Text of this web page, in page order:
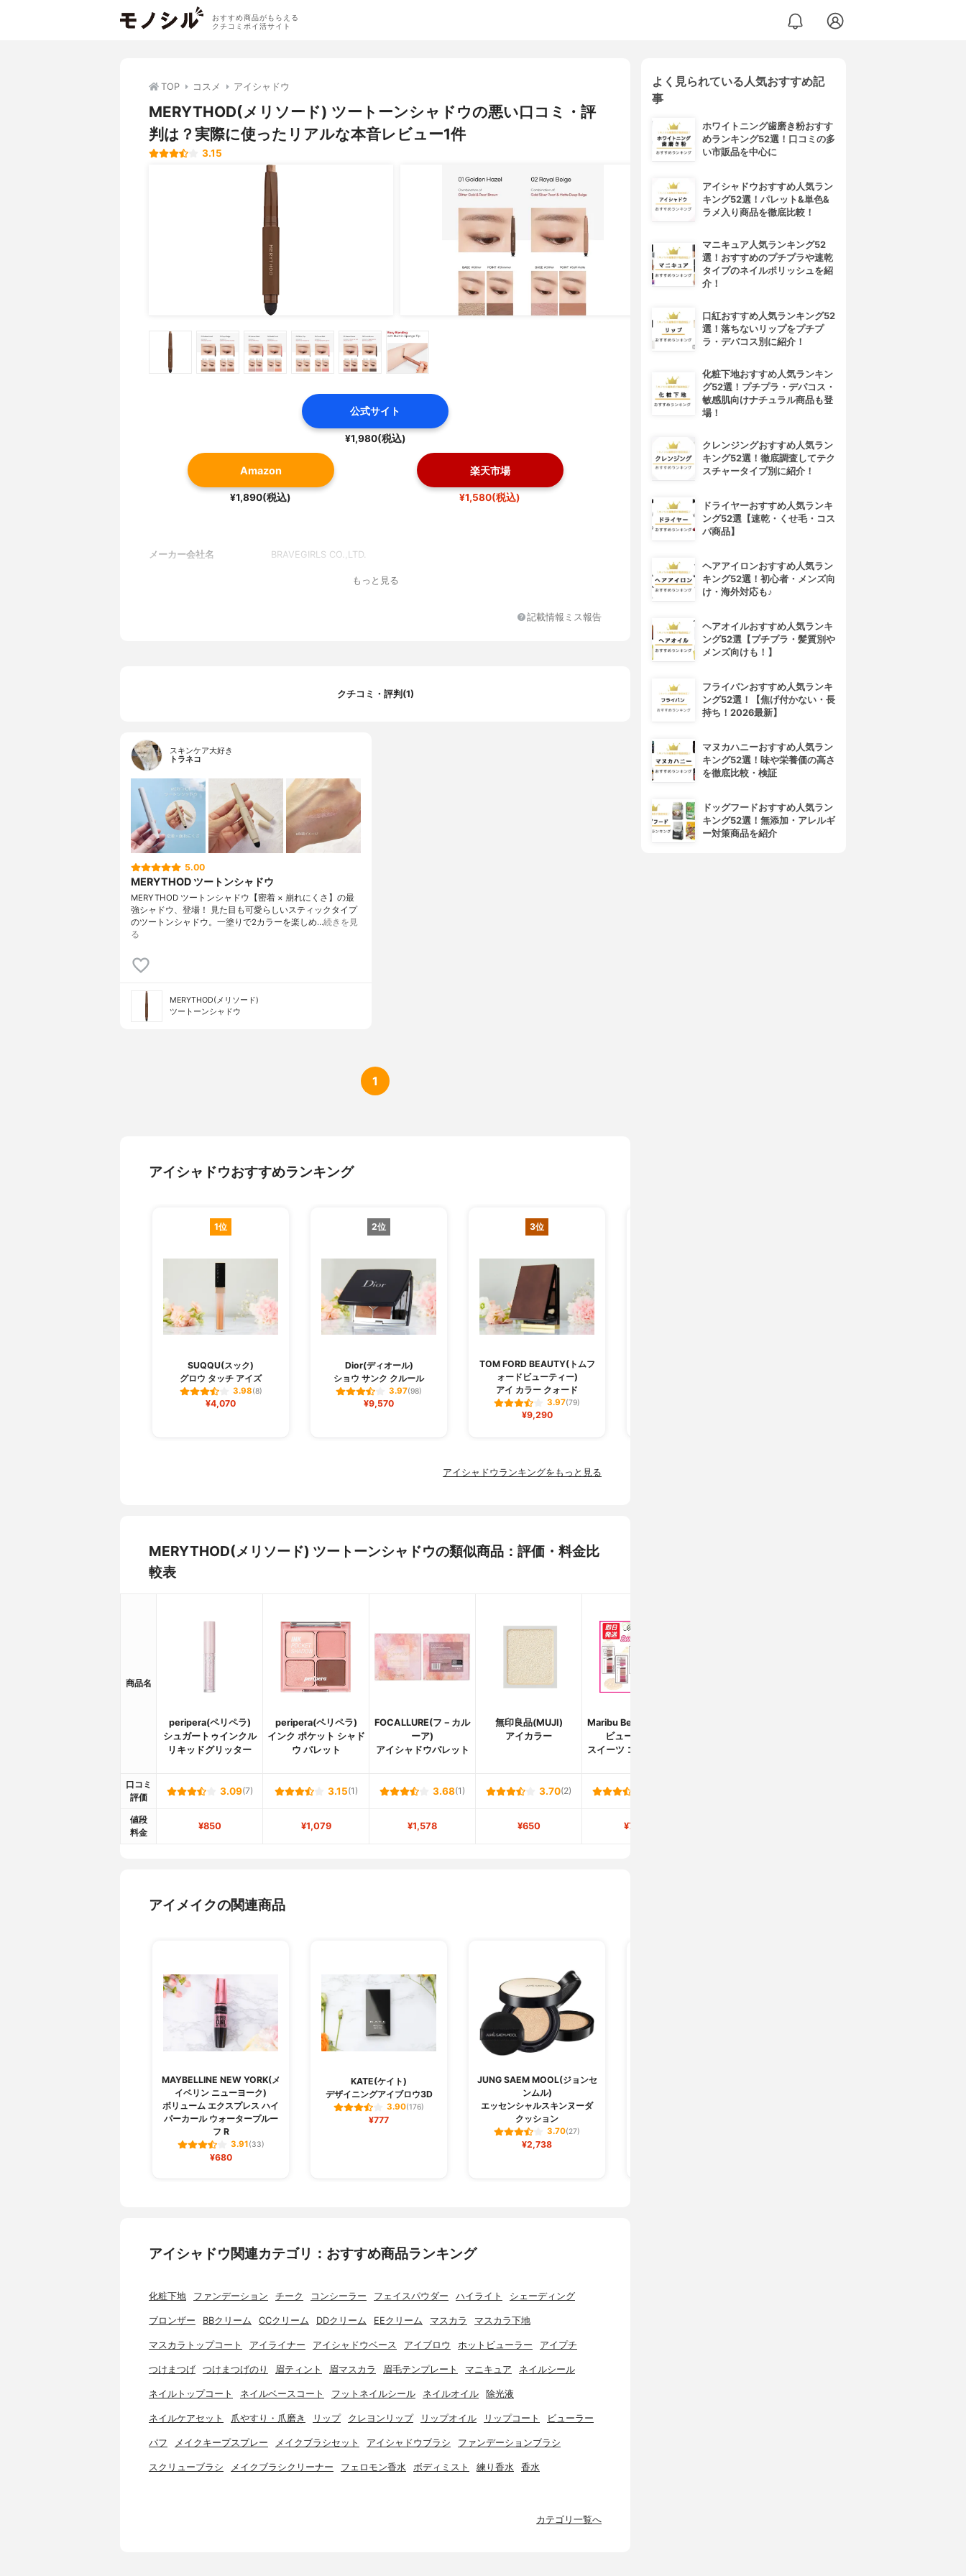
おすすめ商品がもらえる
クチコミポイ活サイト
TOP コスメ アイシャドウ
MERYTHOD(メリソード) ツートーンシャドウの悪い口コミ・評
判は？実際に使ったリアルな本音レビュー1件
3.15
公式サイト
¥1,980(税込)
Amazon
¥1,890(税込)
楽天市場
¥1,580(税込)
メーカー会社名 BRAVEGIRLS CO.,LTD.
もっと見る
記載情報ミス報告
クチコミ・評判(1)
スキンケア大好き
トラネコ
5.00
MERYTHOD ツートンシャドウ
MERYTHOD ツートンシャドウ【密着 × 崩れにくさ】の最
強シャドウ、登場！ 見た目も可愛らしいスティックタイプ
のツートンシャドウ。一塗りで2カラーを楽しめ…続きを見
る
MERYTHOD(メリソード)
ツートーンシャドウ
1
アイシャドウおすすめランキング
1位
SUQQU(スック)
グロウ タッチ アイズ
3.98(8)
¥4,070
2位
Dior(ディオール)
ショウ サンク クルール
3.97(98)
¥9,570
3位
TOM FORD BEAUTY(トムフ
ォードビューティー)
アイ カラー クォード
3.97(79)
¥9,290
アイシャドウランキングをもっと見る
MERYTHOD(メリソード) ツートーンシャドウの類似商品：評価・料金比
較表
商品名
peripera(ペリペラ)
シュガートゥインクル
リキッドグリッター
peripera(ペリペラ)
インク ポケット シャド
ウ パレット
FOCALLURE(フ－カル
ーア)
アイシャドウパレット
無印良品(MUJI)
アイカラー
Maribu Beauty(マリブ
ビューティー)
スイーツ コレクション
口コミ
評価
3.09(7) 3.15(1) 3.68(1) 3.70(2)
値段
料金
¥850 ¥1,079 ¥1,578 ¥650 ¥776
アイメイクの関連商品
MAYBELLINE NEW YORK(メ
イベリン ニューヨーク)
ボリューム エクスプレス ハイ
パーカール ウォータープルー
フ R
3.91(33)
¥680
KATE(ケイト)
デザイニングアイブロウ3D
3.90(176)
¥777
JUNG SAEM MOOL(ジョンセ
ンムル)
エッセンシャルスキンヌーダ
クッション
3.70(27)
¥2,738
アイシャドウ関連カテゴリ：おすすめ商品ランキング
化粧下地 ファンデーション チーク コンシーラー フェイスパウダー ハイライト シェーディング
ブロンザー BBクリーム CCクリーム DDクリーム EEクリーム マスカラ マスカラ下地
マスカラトップコート アイライナー アイシャドウベース アイブロウ ホットビューラー アイプチ
つけまつげ つけまつげのり 眉ティント 眉マスカラ 眉毛テンプレート マニキュア ネイルシール
ネイルトップコート ネイルベースコート フットネイルシール ネイルオイル 除光液
ネイルケアセット 爪やすり・爪磨き リップ クレヨンリップ リップオイル リップコート ビューラー
パフ メイクキープスプレー メイクブラシセット アイシャドウブラシ ファンデーションブラシ
スクリューブラシ メイクブラシクリーナー フェロモン香水 ボディミスト 練り香水 香水
カテゴリ一覧へ
よく見られている人気おすすめ記
事
ホワイトニング歯磨き粉おすす
めランキング52選！口コミの多
い市販品を中心に
アイシャドウおすすめ人気ラン
キング52選！パレット&単色&
ラメ入り商品を徹底比較！
マニキュア人気ランキング52
選！おすすめのプチプラや速乾
タイプのネイルポリッシュを紹
介！
口紅おすすめ人気ランキング52
選！落ちないリップをプチプ
ラ・デパコス別に紹介！
化粧下地おすすめ人気ランキン
グ52選！プチプラ・デパコス・
敏感肌向けナチュラル商品も登
場！
クレンジングおすすめ人気ラン
キング52選！徹底調査してテク
スチャータイプ別に紹介！
ドライヤーおすすめ人気ランキ
ング52選【速乾・くせ毛・コス
パ商品】
ヘアアイロンおすすめ人気ラン
キング52選！初心者・メンズ向
け・海外対応も♪
ヘアオイルおすすめ人気ランキ
ング52選【プチプラ・髪質別や
メンズ向けも！】
フライパンおすすめ人気ランキ
ング52選！【焦げ付かない・長
持ち！2026最新】
マヌカハニーおすすめ人気ラン
キング52選！味や栄養価の高さ
を徹底比較・検証
ドッグフードおすすめ人気ラン
キング52選！無添加・アレルギ
ー対策商品を紹介